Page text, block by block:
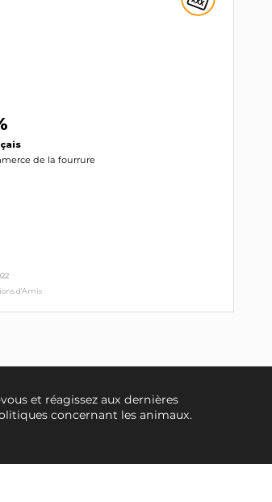
de la fourrure
d'Amis
et réagissez aux dernières
concernant les animaux.